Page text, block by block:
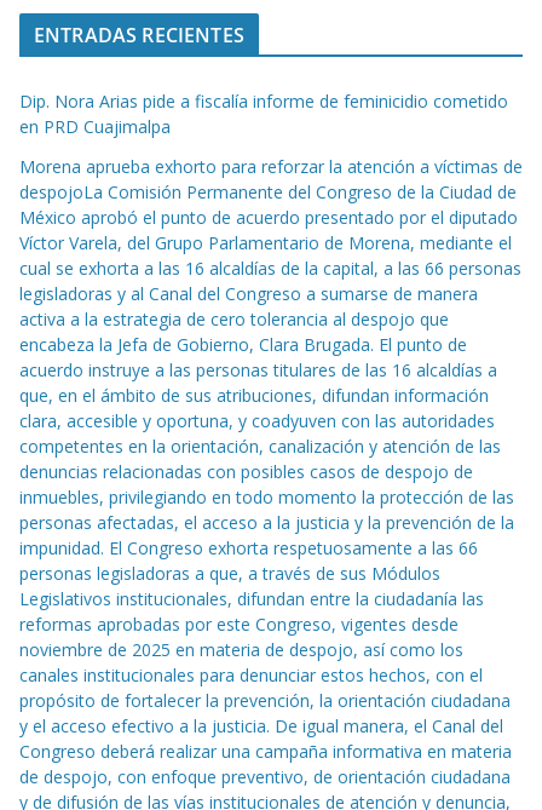
ENTRADAS RECIENTES
Dip. Nora Arias pide a fiscalía informe de feminicidio cometido
en PRD Cuajimalpa
Morena aprueba exhorto para reforzar la atención a víctimas de
despojoLa Comisión Permanente del Congreso de la Ciudad de
México aprobó el punto de acuerdo presentado por el diputado
Víctor Varela, del Grupo Parlamentario de Morena, mediante el
cual se exhorta a las 16 alcaldías de la capital, a las 66 personas
legisladoras y al Canal del Congreso a sumarse de manera
activa a la estrategia de cero tolerancia al despojo que
encabeza la Jefa de Gobierno, Clara Brugada. El punto de
acuerdo instruye a las personas titulares de las 16 alcaldías a
que, en el ámbito de sus atribuciones, difundan información
clara, accesible y oportuna, y coadyuven con las autoridades
competentes en la orientación, canalización y atención de las
denuncias relacionadas con posibles casos de despojo de
inmuebles, privilegiando en todo momento la protección de las
personas afectadas, el acceso a la justicia y la prevención de la
impunidad. El Congreso exhorta respetuosamente a las 66
personas legisladoras a que, a través de sus Módulos
Legislativos institucionales, difundan entre la ciudadanía las
reformas aprobadas por este Congreso, vigentes desde
noviembre de 2025 en materia de despojo, así como los
canales institucionales para denunciar estos hechos, con el
propósito de fortalecer la prevención, la orientación ciudadana
y el acceso efectivo a la justicia. De igual manera, el Canal del
Congreso deberá realizar una campaña informativa en materia
de despojo, con enfoque preventivo, de orientación ciudadana
y de difusión de las vías institucionales de atención y denuncia,